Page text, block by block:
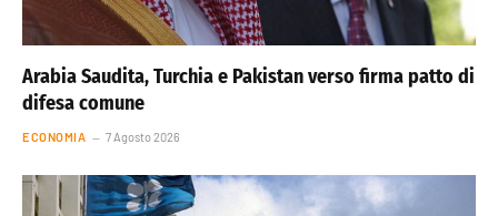
Arabia Saudita, Turchia e Pakistan verso firma patto di
difesa comune
ECONOMIA 7 Agosto 2026